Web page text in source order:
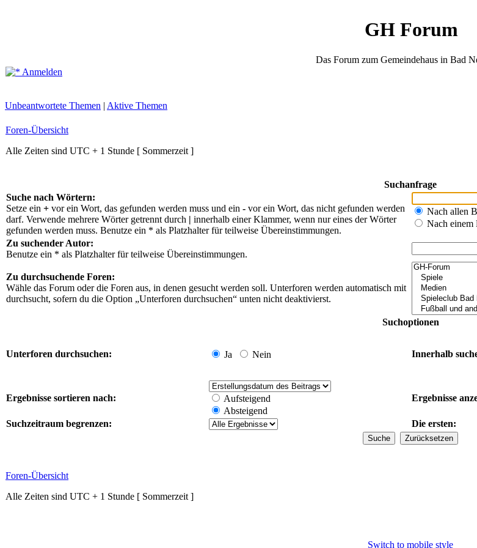
GH Forum
Das Forum zum Gemeindehaus in Bad
Anmelden
Unbeantwortete Themen | Aktive Themen
Foren-Übersicht
Alle Zeiten sind UTC + 1 Stunde [ Sommerzeit ]
Suchanfrage
Suche nach Wörtern:
Setze ein + vor ein Wort, das gefunden werden muss und ein - vor ein Wort, das nicht gefunden werden
darf. Verwende mehrere Wörter getrennt durch | innerhalb einer Klammer, wenn nur eines der Wörter
gefunden werden muss. Benutze ein * als Platzhalter für teilweise Übereinstimmungen.
Nach allen
Nach einem
Zu suchender Autor:
Benutze ein * als Platzhalter für teilweise Übereinstimmungen.
Zu durchsuchende Foren:
Wähle das Forum oder die Foren aus, in denen gesucht werden soll. Unterforen werden automatisch mit
durchsucht, sofern du die Option „Unterforen durchsuchen“ unten nicht deaktivierst.
Suchoptionen
Unterforen durchsuchen: Ja Nein Innerhalb
Ergebnisse sortieren nach:
Aufsteigend
Absteigend
Ergebnisse
Suchzeitraum begrenzen: Die ersten:
Foren-Übersicht
Alle Zeiten sind UTC + 1 Stunde [ Sommerzeit ]
Switch to mobile style